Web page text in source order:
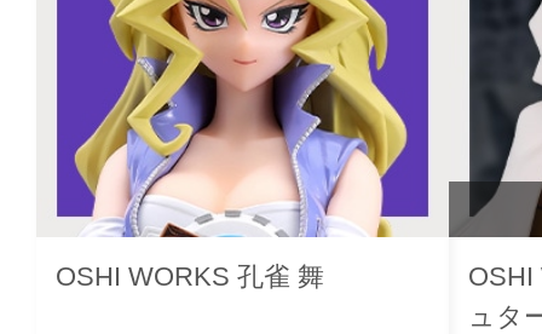
OSHI WORKS 孔雀 舞
ュタ